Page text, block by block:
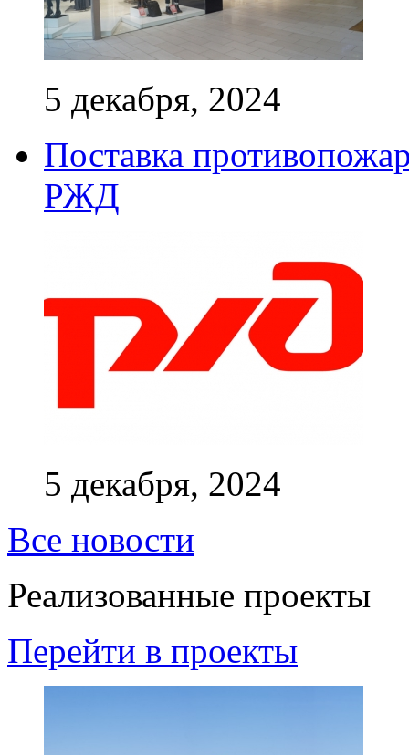
5 декабря, 2024
Поставка
РЖД
5 декабря, 2024
Все новости
Реализованные проекты
Перейти в проекты